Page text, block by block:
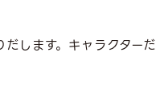
します。キャラクターだ